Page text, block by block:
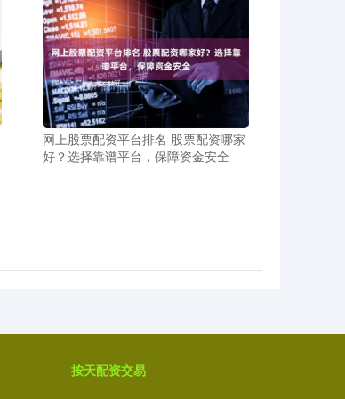
网上股票配资平台排名 股票配资哪家
好？选择靠谱平台，保障资金安全
按天配资交易